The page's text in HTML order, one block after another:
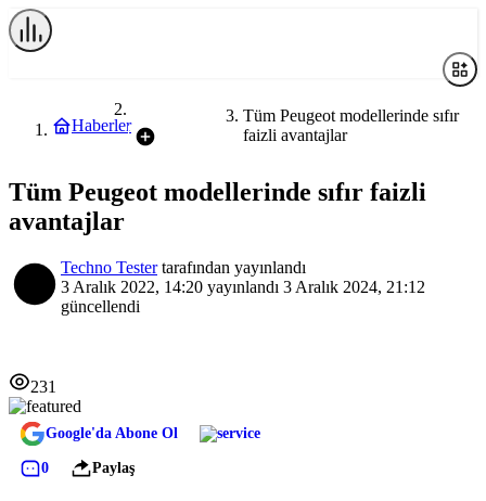
Haberler
OTOMOBİL
Tüm Peugeot modellerinde sıfır
faizli avantajlar
Tüm Peugeot modellerinde sıfır faizli
avantajlar
Techno Testertarafından yayınlandı
3 Aralık 2022, 14:20 yayınlandı 3 Aralık 2024, 21:12
güncellendi
231
Google'da Abone Ol
0 Paylaş